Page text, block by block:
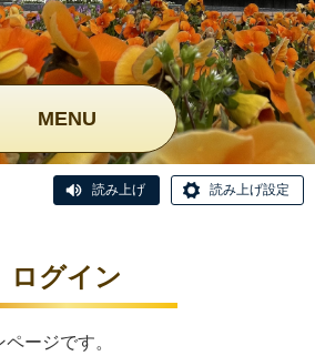
MENU
読み上げ 読み上げ設定
ログイン
ージです。